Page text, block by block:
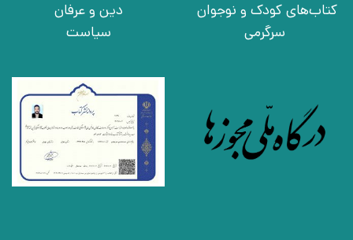
کتاب‌های کودک و نوجوان
سرگرمی
دین و عرفان
سیاست